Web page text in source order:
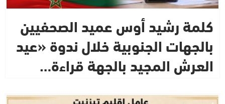
كلمة رشيد أوس عميد الصحفيين
بالجهات الجنوبية خلال ندوة «عيد
العرش المجيد بالجهة قراءة…